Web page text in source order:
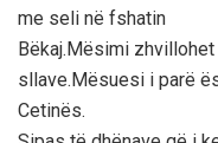
me seli në fshatin
Bëkaj.Mësimi
sllave.Mësuesi i parë
Cetinës.